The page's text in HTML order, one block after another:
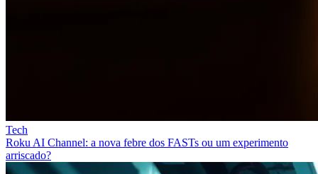
Tech
Roku AI Channel: a nova febre dos FASTs ou um experimento
arriscado?